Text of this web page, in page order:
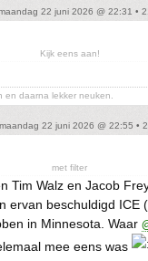
22 juni 2026 @ 22:31 •
Kijk eens aan!
en daarna lekker neuken.
22 juni 2026 @ 22:55 •
met filter
Tim Walz en Jacob
ervan beschuldigd ICE
in Minnesota. Waar
mee eens was